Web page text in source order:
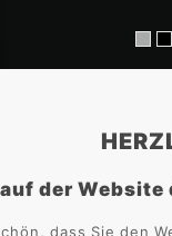
auf der Website
dass Sie den